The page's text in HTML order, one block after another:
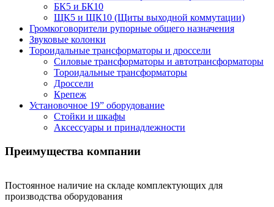
БК5 и БК10
ЩК5 и ЩК10 (Щиты выходной коммутации)
Громкоговорители рупорные общего назначения
Звуковые колонки
Тороидальные трансформаторы и дроссели
Силовые трансформаторы и автотрансформаторы
Тороидальные трансформаторы
Дроссели
Крепеж
Установочное 19” оборудование
Стойки и шкафы
Аксессуары и принадлежности
Преимущества компании
Постоянное наличие на складе комплектующих для
производства оборудования